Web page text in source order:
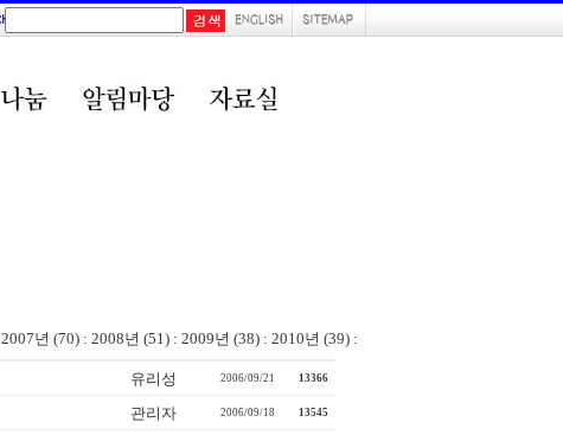
2007년 (70) : 2008년 (51) : 2009년 (38) : 2010년 (39) :
유리성 2006/09/21 13366
관리자 2006/09/18 13545